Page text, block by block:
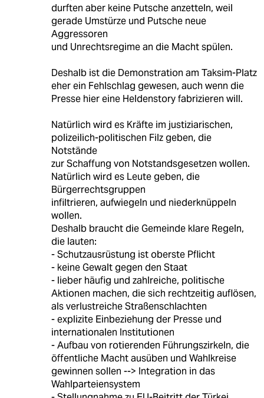
durften aber keine Putsche anzetteln, weil
gerade Umstürze und Putsche neue
Aggressoren
und Unrechtsregime an die Macht spülen.
Deshalb ist die Demonstration am Taksim-Platz
eher ein Fehlschlag gewesen, auch wenn die
Presse hier eine Heldenstory fabrizieren will.
Natürlich wird es Kräfte im justiziarischen,
polizeilich-politischen Filz geben, die
Notstände
zur Schaffung von Notstandsgesetzen wollen.
Natürlich wird es Leute geben, die
Bürgerrechtsgruppen
infiltrieren, aufwiegeln und niederknüppeln
wollen.
Deshalb braucht die Gemeinde klare Regeln,
die lauten:
- Schutzausrüstung ist oberste Pflicht
- keine Gewalt gegen den Staat
- lieber häufig und zahlreiche, politische
Aktionen machen, die sich rechtzeitig auflösen,
als verlustreiche Straßenschlachten
- explizite Einbeziehung der Presse und
internationalen Institutionen
- Aufbau von rotierenden Führungszirkeln, die
öffentliche Macht ausüben und Wahlkreise
gewinnen sollen --> Integration in das
Wahlparteiensystem